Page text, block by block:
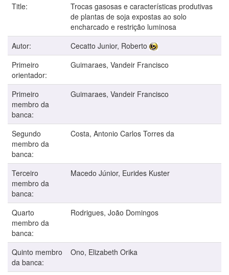
Title:
Trocas gasosas e características produtivas
de plantas de soja expostas ao solo
encharcado e restrição luminosa
Autor:
Cecatto Junior, Roberto
Primeiro
orientador:
Guimaraes, Vandeir Francisco
Primeiro
membro da
banca:
Guimaraes, Vandeir Francisco
Segundo
membro da
banca:
Costa, Antonio Carlos Torres da
Terceiro
membro da
banca:
Macedo Júnior, Eurides Kuster
Quarto
membro da
banca:
Rodrigues, João Domingos
Quinto membro
da banca:
Ono, Elizabeth Orika